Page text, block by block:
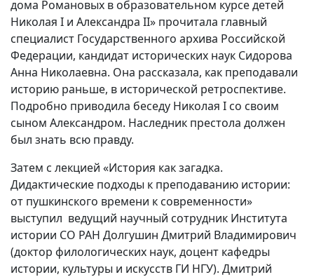
дома Романовых в образовательном курсе детей
Николая I и Александра II» прочитала главный
специалист Государственного архива Российской
Федерации, кандидат исторических наук Сидорова
Анна Николаевна. Она рассказала, как преподавали
историю раньше, в исторической ретроспективе.
Подробно приводила беседу Николая I со своим
сыном Александром. Наследник престола должен
был знать всю правду.
Затем с лекцией «История как загадка.
Дидактические подходы к преподаванию истории:
от пушкинского времени к современности»
выступил ведущий научный сотрудник Института
истории СО РАН Долгушин Дмитрий Владимирович
(доктор филологических наук, доцент кафедры
истории, культуры и искусств ГИ НГУ). Дмитрий